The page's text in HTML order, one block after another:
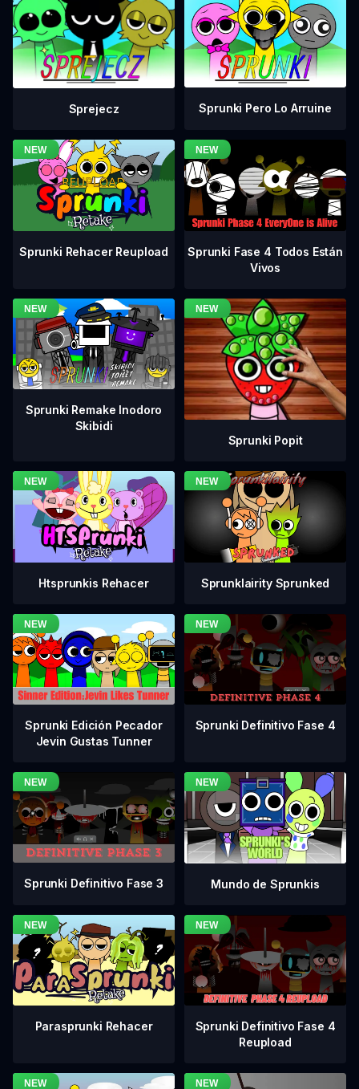
Sprejecz Sprunki Pero Lo Arruine
Sprunki Rehacer Reupload
Sprunki Fase 4 Todos Están
Vivos
Sprunki Remake Inodoro
Skibidi
Sprunki Popit
Htsprunkis Rehacer Sprunklairity Sprunked
Sprunki Edición Pecador
Jevin Gustas Tunner
Sprunki Definitivo Fase 4
Sprunki Definitivo Fase 3 Mundo de Sprunkis
Parasprunki Rehacer
Sprunki Definitivo Fase 4
Reupload